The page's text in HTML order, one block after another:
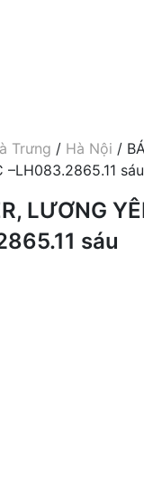
Trưng / Hà Nội /
–LH083.2865.11 sáu
LƯƠNG
sáu